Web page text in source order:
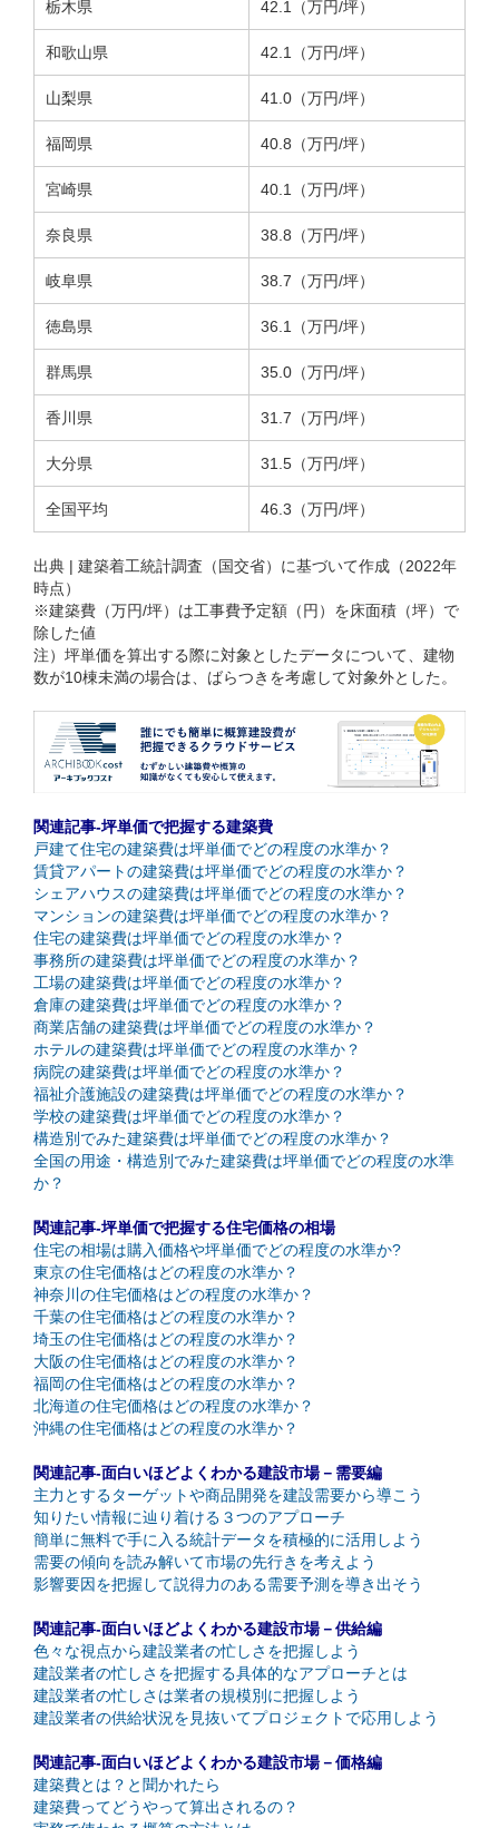
栃木県 42.1（万円/坪）
和歌山県 42.1（万円/坪）
山梨県 41.0（万円/坪）
福岡県 40.8（万円/坪）
宮崎県 40.1（万円/坪）
奈良県 38.8（万円/坪）
岐阜県 38.7（万円/坪）
徳島県 36.1（万円/坪）
群馬県 35.0（万円/坪）
香川県 31.7（万円/坪）
大分県 31.5（万円/坪）
全国平均 46.3（万円/坪）
出典 | 建築着工統計調査（国交省）に基づいて作成（2022年
時点）
※建築費（万円/坪）は工事費予定額（円）を床面積（坪）で
除した値
注）坪単価を算出する際に対象としたデータについて、建物
数が10棟未満の場合は、ばらつきを考慮して対象外とした。
関連記事-坪単価で把握する建築費
戸建て住宅の建築費は坪単価でどの程度の水準か？
賃貸アパートの建築費は坪単価でどの程度の水準か？
シェアハウスの建築費は坪単価でどの程度の水準か？
マンションの建築費は坪単価でどの程度の水準か？
住宅の建築費は坪単価でどの程度の水準か？
事務所の建築費は坪単価でどの程度の水準か？
工場の建築費は坪単価でどの程度の水準か？
倉庫の建築費は坪単価でどの程度の水準か？
商業店舗の建築費は坪単価でどの程度の水準か？
ホテルの建築費は坪単価でどの程度の水準か？
病院の建築費は坪単価でどの程度の水準か？
福祉介護施設の建築費は坪単価でどの程度の水準か？
学校の建築費は坪単価でどの程度の水準か？
構造別でみた建築費は坪単価でどの程度の水準か？
全国の用途・構造別でみた建築費は坪単価でどの程度の水準
か？
関連記事-坪単価で把握する住宅価格の相場
住宅の相場は購入価格や坪単価でどの程度の水準か?
東京の住宅価格はどの程度の水準か？
神奈川の住宅価格はどの程度の水準か？
千葉の住宅価格はどの程度の水準か？
埼玉の住宅価格はどの程度の水準か？
大阪の住宅価格はどの程度の水準か？
福岡の住宅価格はどの程度の水準か？
北海道の住宅価格はどの程度の水準か？
沖縄の住宅価格はどの程度の水準か？
関連記事-面白いほどよくわかる建設市場－需要編
主力とするターゲットや商品開発を建設需要から導こう
知りたい情報に辿り着ける３つのアプローチ
簡単に無料で手に入る統計データを積極的に活用しよう
需要の傾向を読み解いて市場の先行きを考えよう
影響要因を把握して説得力のある需要予測を導き出そう
関連記事-面白いほどよくわかる建設市場－供給編
色々な視点から建設業者の忙しさを把握しよう
建設業者の忙しさを把握する具体的なアプローチとは
建設業者の忙しさは業者の規模別に把握しよう
建設業者の供給状況を見抜いてプロジェクトで応用しよう
関連記事-面白いほどよくわかる建設市場－価格編
建築費とは？と聞かれたら
建築費ってどうやって算出されるの？